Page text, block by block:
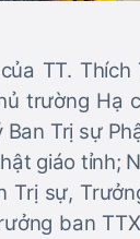
TT.
trường Hạ
Trị sự
giáo tỉnh;
Trị sự,
ban